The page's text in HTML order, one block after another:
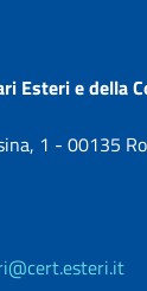
Esteri e della
1 - 00135